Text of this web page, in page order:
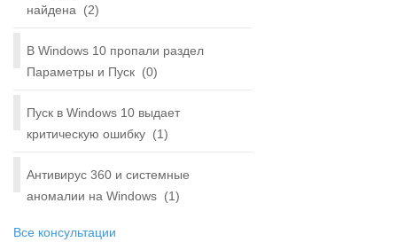
найдена
(2)
В Windows 10 пропали раздел
Параметры и Пуск (0)
Пуск в Windows 10 выдает
критическую ошибку (1)
Антивирус 360 и системные
аномалии на Windows (1)
Все консультации